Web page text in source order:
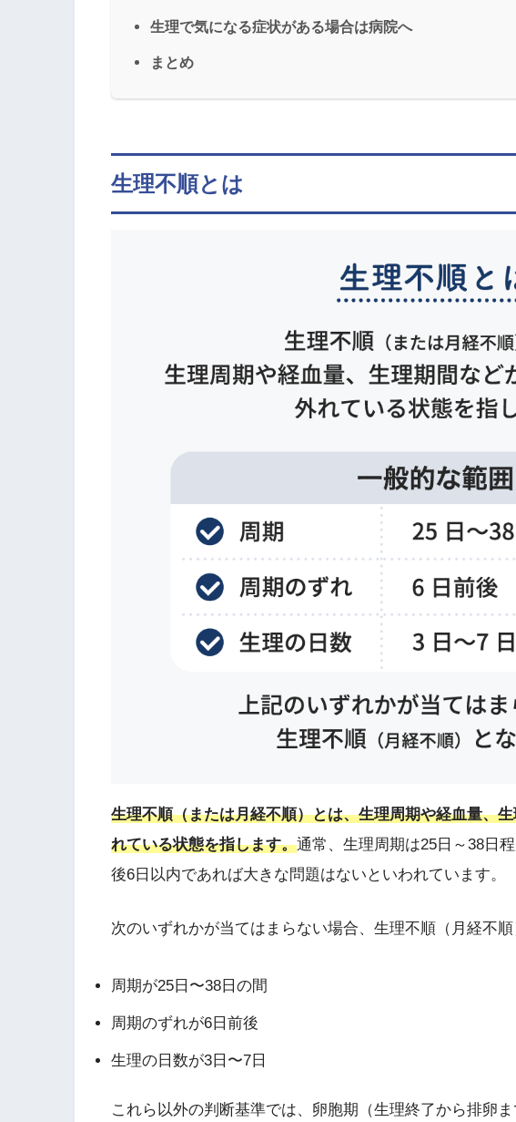
生理で気になる症状がある場合は病院へ
まとめ
生理不順とは
生理不順（または月経不順）とは、生理周期や経血量、
れている状態を指します。通常、生理周期は25日～38日
後6日以内であれば大きな問題はないといわれています。
次のいずれかが当てはまらない場合、生理不順（月経不順
周期が25日〜38日の間
周期のずれが6日前後
生理の日数が3日〜7日
これら以外の判断基準では、卵胞期（生理終了から排卵